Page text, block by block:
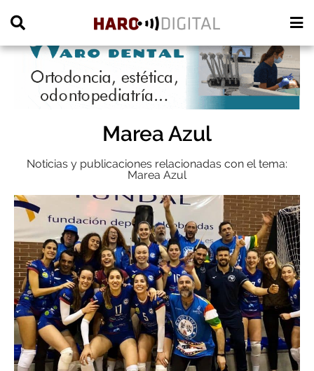
Marea Azul
Noticias y publicaciones relacionadas con el tema:
Marea Azul